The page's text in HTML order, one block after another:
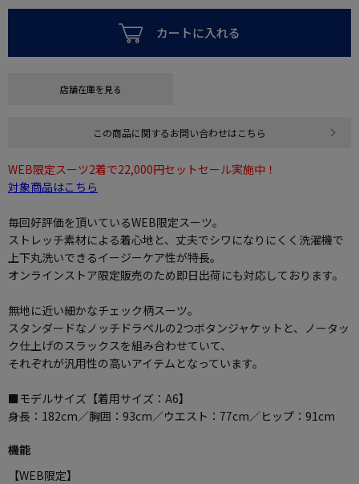
カートに入れる
店舗在庫を見る
この商品に関するお問い合わせはこちら
WEB限定スーツ2着で22,000円セットセール実施中！
対象商品はこちら
毎回好評価を頂いているWEB限定スーツ。
ストレッチ素材による着心地と、丈夫でシワになりにくく洗濯機で
上下丸洗いできるイージーケア性が特長。
オンラインストア限定販売のため即日出荷にも対応しております。
無地に近い細かなチェック柄スーツ。
スタンダードなノッチドラペルの2つボタンジャケットと、ノータッ
ク仕上げのスラックスを組み合わせていて、
それぞれが汎用性の高いアイテムとなっています。
■モデルサイズ【着用サイズ：A6】
身長：182cm／胸囲：93cm／ウエスト：77cm／ヒップ：91cm
機能
【WEB限定】